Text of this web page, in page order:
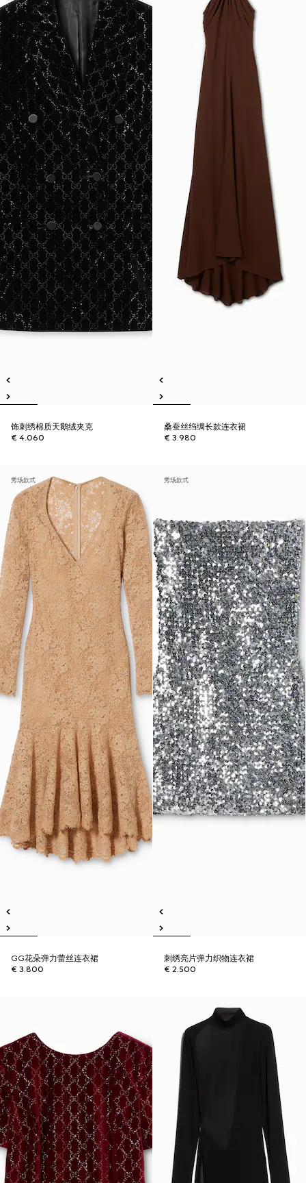
饰刺绣棉质天鹅绒夹克
€ 4.060
桑蚕丝绉绸长款连衣裙
€ 3.980
秀场款式
GG花朵弹力蕾丝连衣裙
€ 3.800
秀场款式
刺绣亮片弹力织物连衣裙
€ 2.500